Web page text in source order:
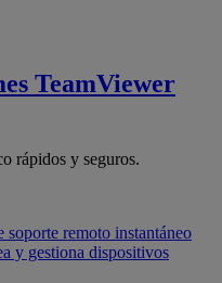
TeamViewer
rápidos y seguros.
soporte remoto instantáneo
y gestiona dispositivos